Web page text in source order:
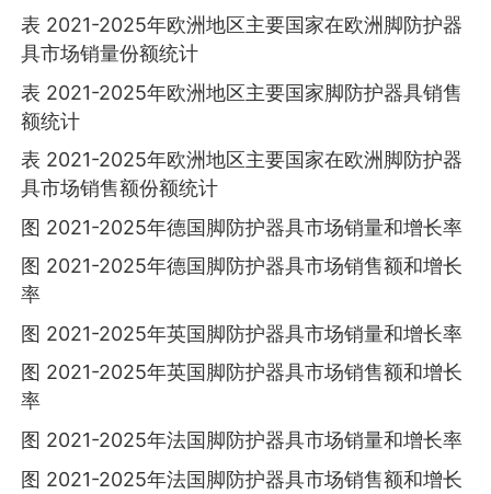
表 2021-2025年欧洲地区主要国家在欧洲脚防护器
具市场销量份额统计
表 2021-2025年欧洲地区主要国家脚防护器具销售
额统计
表 2021-2025年欧洲地区主要国家在欧洲脚防护器
具市场销售额份额统计
图 2021-2025年德国脚防护器具市场销量和增长率
图 2021-2025年德国脚防护器具市场销售额和增长
率
图 2021-2025年英国脚防护器具市场销量和增长率
图 2021-2025年英国脚防护器具市场销售额和增长
率
图 2021-2025年法国脚防护器具市场销量和增长率
图 2021-2025年法国脚防护器具市场销售额和增长